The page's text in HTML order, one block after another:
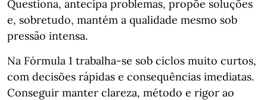
Questiona, antecipa problemas, propõe soluções
e, sobretudo, mantém a qualidade mesmo sob
pressão intensa.
Na Fórmula 1 trabalha-se sob ciclos muito curtos,
com decisões rápidas e consequências imediatas.
Conseguir manter clareza, método e rigor ao